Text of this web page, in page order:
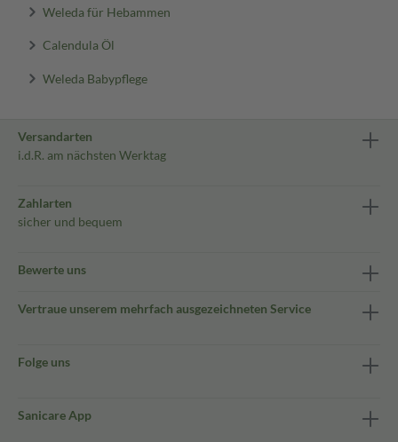
Weleda für Hebammen
Calendula Öl
Weleda Babypflege
Versandarten
i.d.R. am nächsten Werktag
Zahlarten
sicher und bequem
Bewerte uns
Vertraue unserem mehrfach ausgezeichneten Service
Folge uns
Sanicare App